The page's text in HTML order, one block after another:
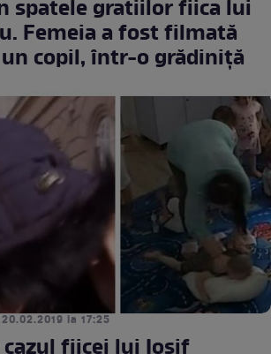
spatele gratiilor fiica lui
Femeia a fost filmată
copil, într-o grădiniță
la 17:25